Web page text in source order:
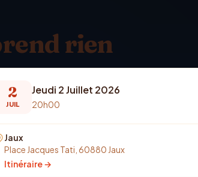
rien
2
JUIL
Jeudi 2 Juillet 2026
20h00
Jaux
Place Jacques Tati, 60880 Jaux
Itinéraire →